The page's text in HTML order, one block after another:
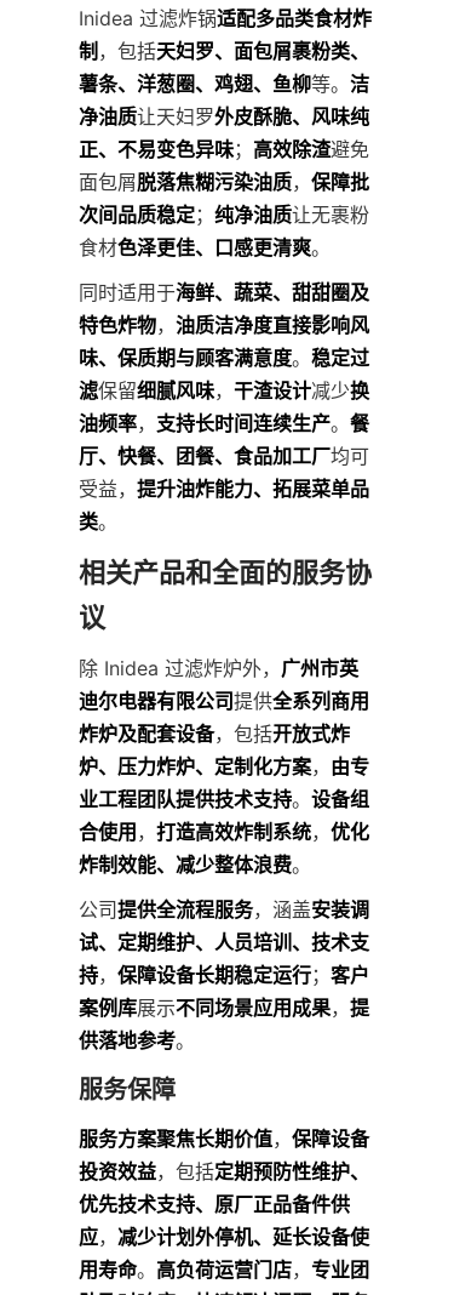
Inidea 过滤炸锅适配多品类食材炸
制 ，包括天妇罗、面包屑裹粉类、
薯条、洋葱圈、鸡翅、鱼柳等。 洁
净油质让天妇罗外皮酥脆、风味纯
正、不易变色异味； 高效除渣避免
面包屑脱落焦糊污染油质， 保障批
次间品质稳定； 纯净油质让无裹粉
食材色泽更佳、口感更清爽。
同时适用于海鲜、蔬菜、甜甜圈及
特色炸物， 油质洁净度直接影响风
味、保质期与顾客满意度。 稳定过
滤保留细腻风味， 干渣设计减少换
油频率， 支持长时间连续生产。 餐
厅、快餐、团餐、食品加工厂均可
受益， 提升油炸能力、拓展菜单品
类。
相关产品和全面的服务协
议
除 Inidea 过滤炸炉外， 广州市英
迪尔电器有限公司提供全系列商用
炸炉及配套设备，包括开放式炸
炉、压力炸炉、定制化方案， 由专
业工程团队提供技术支持。 设备组
合使用， 打造高效炸制系统， 优化
炸制效能、减少整体浪费。
公司提供全流程服务，涵盖安装调
试、定期维护、人员培训、技术支
持， 保障设备长期稳定运行； 客户
案例库展示不同场景应用成果， 提
供落地参考。
服务保障
服务方案聚焦长期价值， 保障设备
投资效益，包括定期预防性维护、
优先技术支持、原厂正品备件供
应， 减少计划外停机、延长设备使
用寿命。 高负荷运营门店， 专业团